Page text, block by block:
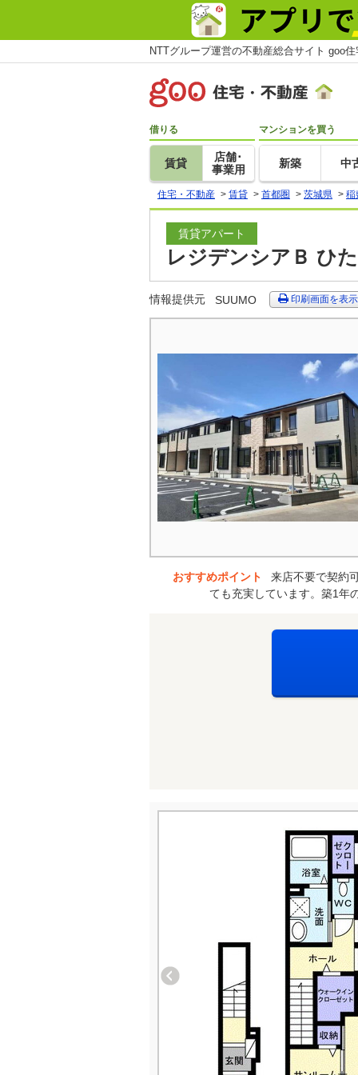
NTTグループ運営の不動産総合サイト goo
借りる
賃貸
店舗･
事業用
マンションを買う
新築 中
住宅・不動産 > 賃貸 > 首都圏 > 茨城県 > 稲
賃貸アパート
レジデンシアＢ ひ
情報提供元 SUUMO 印刷画面を表示
おすすめポイント
来店不要で契約
ても充実しています。築1年